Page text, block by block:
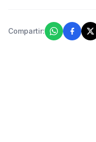
Compartir: